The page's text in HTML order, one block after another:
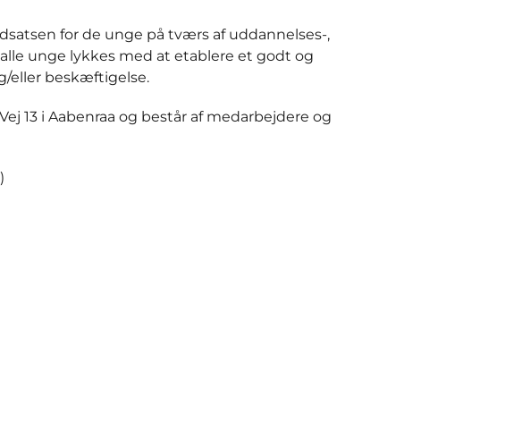
for de unge på tværs af uddannelses-,
unge lykkes med at etablere et godt og
eller beskæftigelse.
13 i Aabenraa og består af medarbejdere og